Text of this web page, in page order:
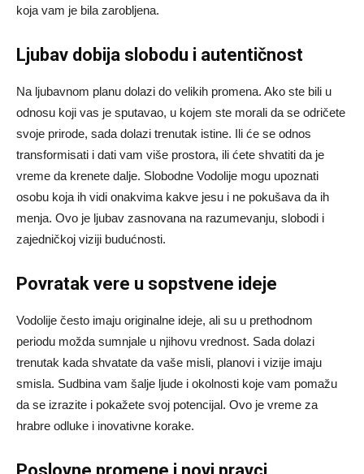
koja vam je bila zarobljena.
Ljubav dobija slobodu i autentičnost
Na ljubavnom planu dolazi do velikih promena. Ako ste bili u
odnosu koji vas je sputavao, u kojem ste morali da se odričete
svoje prirode, sada dolazi trenutak istine. Ili će se odnos
transformisati i dati vam više prostora, ili ćete shvatiti da je
vreme da krenete dalje. Slobodne Vodolije mogu upoznati
osobu koja ih vidi onakvima kakve jesu i ne pokušava da ih
menja. Ovo je ljubav zasnovana na razumevanju, slobodi i
zajedničkoj viziji budućnosti.
Povratak vere u sopstvene ideje
Vodolije često imaju originalne ideje, ali su u prethodnom
periodu možda sumnjale u njihovu vrednost. Sada dolazi
trenutak kada shvatate da vaše misli, planovi i vizije imaju
smisla. Sudbina vam šalje ljude i okolnosti koje vam pomažu
da se izrazite i pokažete svoj potencijal. Ovo je vreme za
hrabre odluke i inovativne korake.